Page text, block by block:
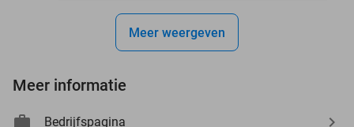
Meer weergeven
Meer informatie
Bedrijfspagina